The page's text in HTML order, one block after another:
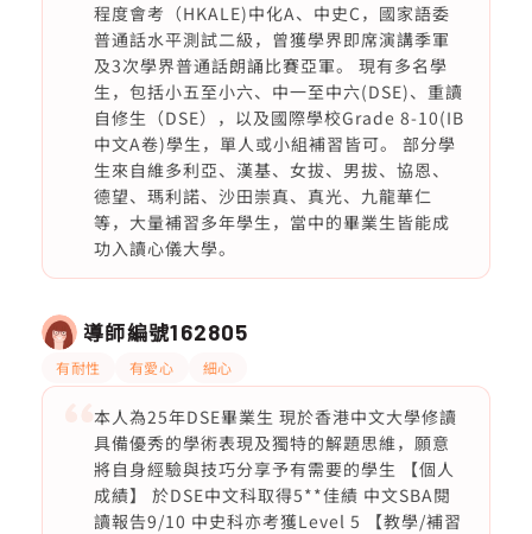
程度會考（HKALE)中化A、中史C，國家語委
普通話水平測試二級，曾獲學界即席演講季軍
及3次學界普通話朗誦比賽亞軍。 現有多名學
生，包括小五至小六、中一至中六(DSE)、重讀
自修生（DSE），以及國際學校Grade 8-10(IB
中文A卷)學生，單人或小組補習皆可。 部分學
生來自維多利亞、漢基、女拔、男拔、協恩、
德望、瑪利諾、沙田崇真、真光、九龍華仁
等，大量補習多年學生，當中的畢業生皆能成
功入讀心儀大學。
導師編號162805
有耐性 有愛心 細心
本人為25年DSE畢業生 現於香港中文大學修讀
具備優秀的學術表現及獨特的解題思維，願意
將自身經驗與技巧分享予有需要的學生 【個人
成績】 於DSE中文科取得5**佳績 中文SBA閱
讀報告9/10 中史科亦考獲Level 5 【教學/補習